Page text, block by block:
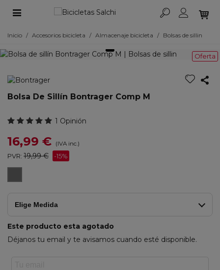
Inicio / Accesorios bicicleta / Almacenaje bicicleta / Bolsas de sillin
Oferta
Bolsa De Sillín Bontrager Comp M
1 Opinión
16,99 € (IVA inc.)
PVR: 19,99 € -15%
Elige Medida
Este producto esta agotado
Déjanos tu email y te avisamos cuando esté disponible.